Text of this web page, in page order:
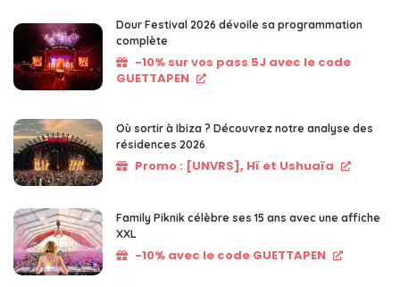
Dour Festival 2026 dévoile sa programmation
complète
-10% sur vos pass 5J avec le code
GUETTAPEN
Où sortir à Ibiza ? Découvrez notre analyse des
résidences 2026
Promo : [UNVRS], Hï et Ushuaïa
Family Piknik célèbre ses 15 ans avec une affiche
XXL
-10% avec le code GUETTAPEN